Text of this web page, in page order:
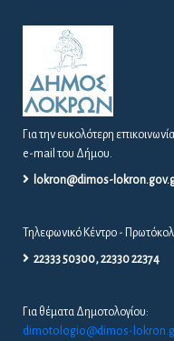
Για την ευκολότερη
e-mail του Δήμου.
lokron@dimos-
Τηλεφωνικό Κέντρο -
22333 50300, 22330 22374
Για θέματα Δημοτολογίου:
dimotologio@dimos-